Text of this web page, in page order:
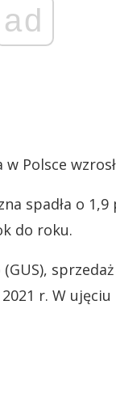
ad
Polsce
spadła o
do roku.
r. W